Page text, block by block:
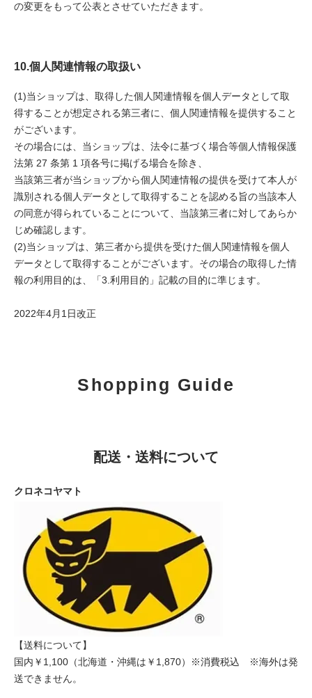
の変更をもって公表とさせていただきます。
10.個人関連情報の取扱い
(1)当ショップは、取得した個人関連情報を個人データとして取
得することが想定される第三者に、個人関連情報を提供すること
がございます。
その場合には、当ショップは、法令に基づく場合等個人情報保護
法第 27 条第 1 項各号に掲げる場合を除き、
当該第三者が当ショップから個人関連情報の提供を受けて本人が
識別される個人データとして取得することを認める旨の当該本人
の同意が得られていることについて、当該第三者に対してあらか
じめ確認します。
(2)当ショップは、第三者から提供を受けた個人関連情報を個人
データとして取得することがございます。その場合の取得した情
報の利用目的は、「3.利用目的」記載の目的に準じます。
2022年4月1日改正
Shopping Guide
配送・送料について
クロネコヤマト
【送料について】
国内￥1,100（北海道・沖縄は￥1,870）※消費税込 ※海外は発
送できません。